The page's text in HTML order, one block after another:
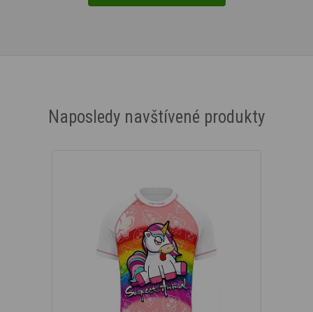
Naposledy navštívené produkty